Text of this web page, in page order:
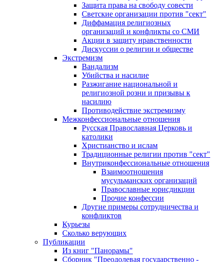
Защита права на свободу совести
Светские организации против "сект"
Диффамация религиозных
организаций и конфликты со СМИ
Акции в защиту нравственности
Дискуссии о религии и обществе
Экстремизм
Вандализм
Убийства и насилие
Разжигание национальной и
религиозной розни и призывы к
насилию
Противодействие экстремизму
Межконфессиональные отношения
Русская Православная Церковь и
католики
Христианство и ислам
Традиционные религии против "сект"
Внутриконфессиональные отношения
Взаимоотношения
мусульманских организаций
Православные юрисдикции
Прочие конфессии
Другие примеры сотрудничества и
конфликтов
Курьезы
Сколько верующих
Публикации
Из книг "Панорамы"
Сборник "Преодолевая государственно -